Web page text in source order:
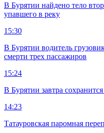
В Бурятии найдено тело
упавшего в реку
15:30
В Бурятии водитель
смерти трех пассажиров
15:24
В Бурятии завтра
14:23
Татауровская паромная